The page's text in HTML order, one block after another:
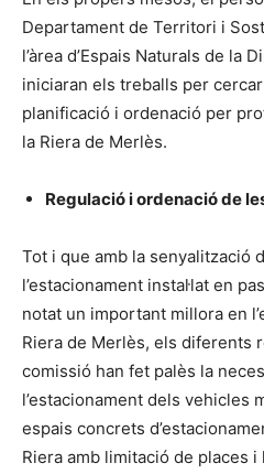
Departament de Territori i
l’àrea d’Espais Naturals de la
iniciaran els treballs per
planificació i ordenació per
la Riera de Merlès.
Regulació i ordenació de
Tot i que amb la senyalització
l’estacionament instal·lat en
notat un important millora en
Riera de Merlès, els diferents
comissió han fet palès la
l’estacionament dels vehicles
espais concrets
Riera amb limitació de places